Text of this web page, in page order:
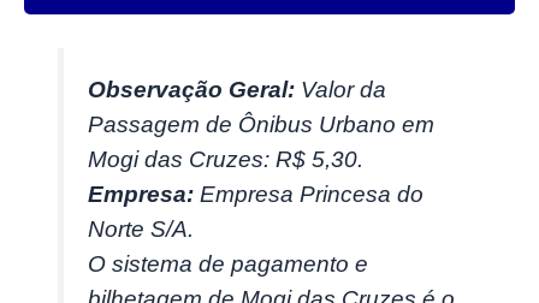
Observação Geral: Valor da
Passagem de Ônibus Urbano em
Mogi das Cruzes: R$ 5,30.
Empresa: Empresa Princesa do
Norte S/A.
O sistema de pagamento e